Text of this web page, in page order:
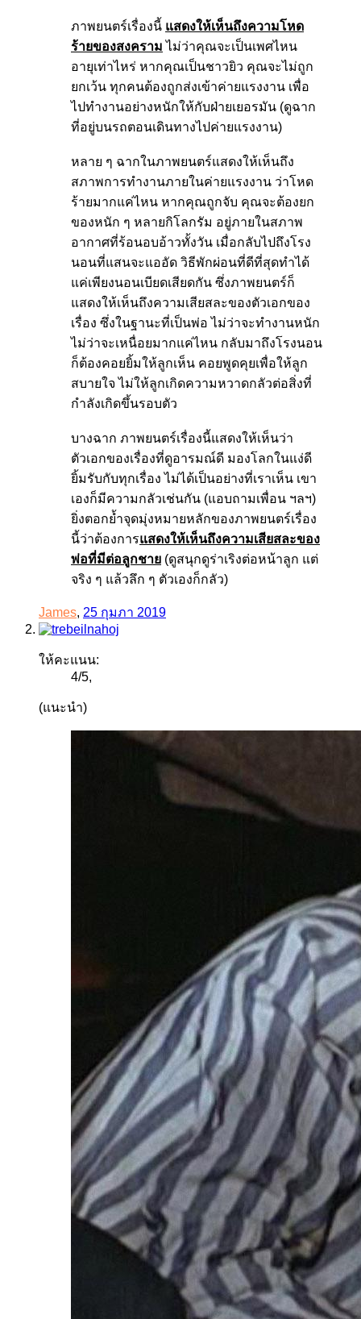
ภาพยนตร์เรื่องนี้ แสดงให้เห็นถึงความโหด
ร้ายของสงคราม ไม่ว่าคุณจะเป็นเพศไหน
อายุเท่าไหร่ หากคุณเป็นชาวยิว คุณจะไม่ถูก
ยกเว้น ทุกคนต้องถูกส่งเข้าค่ายแรงงาน เพื่อ
ไปทำงานอย่างหนักให้กับฝ่ายเยอรมัน (ดูฉาก
ที่อยู่บนรถตอนเดินทางไปค่ายแรงงาน)
หลาย ๆ ฉากในภาพยนตร์แสดงให้เห็นถึง
สภาพการทำงานภายในค่ายแรงงาน ว่าโหด
ร้ายมากแค่ไหน หากคุณถูกจับ คุณจะต้องยก
ของหนัก ๆ หลายกิโลกรัม อยู่ภายในสภาพ
อากาศที่ร้อนอบอ้าวทั้งวัน เมื่อกลับไปถึงโรง
นอนที่แสนจะแออัด วิธีพักผ่อนที่ดีที่สุดทำได้
แค่เพียงนอนเบียดเสียดกัน ซึ่งภาพยนตร์ก็
แสดงให้เห็นถึงความเสียสละของตัวเอกของ
เรื่อง ซึ่งในฐานะที่เป็นพ่อ ไม่ว่าจะทำงานหนัก
ไม่ว่าจะเหนื่อยมากแค่ไหน กลับมาถึงโรงนอน
ก็ต้องคอยยิ้มให้ลูกเห็น คอยพูดคุยเพื่อให้ลูก
สบายใจ ไม่ให้ลูกเกิดความหวาดกลัวต่อสิ่งที่
กำลังเกิดขึ้นรอบตัว
บางฉาก ภาพยนตร์เรื่องนี้แสดงให้เห็นว่า
ตัวเอกของเรื่องที่ดูอารมณ์ดี มองโลกในแง่ดี
ยิ้มรับกับทุกเรื่อง ไม่ได้เป็นอย่างที่เราเห็น เขา
เองก็มีความกลัวเช่นกัน (แอบถามเพื่อน ฯลฯ)
ยิ่งตอกย้ำจุดมุ่งหมายหลักของภาพยนตร์เรื่อง
นี้ว่าต้องการแสดงให้เห็นถึงความเสียสละของ
พ่อที่มีต่อลูกชาย (ดูสนุกดูร่าเริงต่อหน้าลูก แต่
จริง ๆ แล้วลึก ๆ ตัวเองก็กลัว)
James, 25 กุมภา 2019
ให้คะแนน:
4/5,
(แนะนำ)